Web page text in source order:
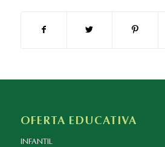
OFERTA EDUCATIVA
INFANTIL